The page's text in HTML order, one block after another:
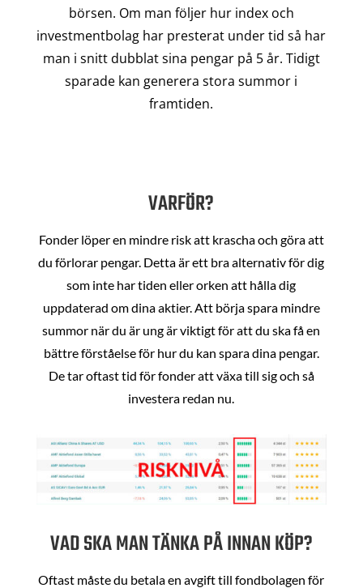
börsen. Om man följer hur index och
investmentbolag har presterat under tid så har
man i snitt dubblat sina pengar på 5 år. Tidigt
sparade kan generera stora summor i
framtiden.
VARFÖR?
Fonder löper en mindre risk att krascha och göra att
du förlorar pengar. Detta är ett bra alternativ för dig
som inte har tiden eller orken att hålla dig
uppdaterad om dina aktier. Att börja spara mindre
summor när du är ung är viktigt för att du ska få en
bättre förståelse för hur du kan spara dina pengar.
De tar oftast tid för fonder att växa till sig och så
investera redan nu.
VAD SKA MAN TÄNKA PÅ INNAN KÖP?
Oftast måste du betala en avgift till fondbolagen för